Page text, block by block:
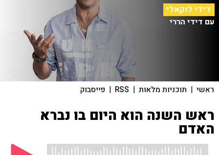
דידי לוקאלי
עם דידי הררי
ראשי | תוכניות מלאות |
RSS
| פייסבוק
ראש השנה הוא היום בו נברא
האדם